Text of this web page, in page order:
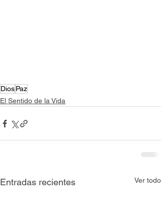
DiosPaz
El Sentido de la Vida
Entradas recientes Ver todo